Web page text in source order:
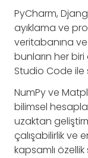
PyCharm,
ayıklama ve
veritabanına
bunların her
Studio Code ile
NumPy ve
bilimsel
uzaktan
çalışabilirlik ve
kapsamlı